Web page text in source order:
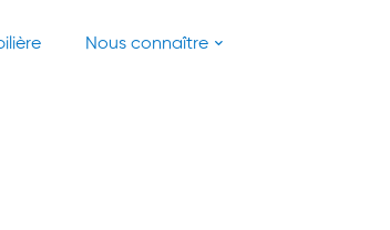
Nous connaître